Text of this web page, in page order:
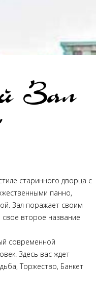
Зал
старинного дворца с
панно,
Зал поражает своим
второе название
современной
Здесь вас ждет
Торжество, Банкет